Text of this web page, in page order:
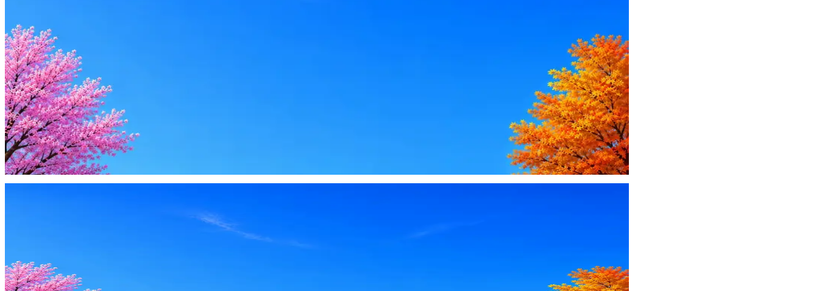
AI генерация сопроводительных писем
4 990 ₽/мес
Купить доступ
Будьте осторожны: если работодатель просит войти через Google, iCloud или Госуслуги, прислать код или пароль, запустить ПО или перевести
деньги — это мошенники.
Жмите Пожаловаться ·Гайд по безопасности
Стратегия поиска с AI: рынки, позиции, вилка, каналы
AI-адаптация отклика под вакансию